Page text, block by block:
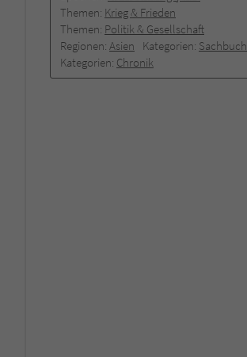
Themen: Krieg & Frieden
Themen: Politik & Gesellschaft
Regionen: Asien Kategorien: Sachbuch
Kategorien: Chronik